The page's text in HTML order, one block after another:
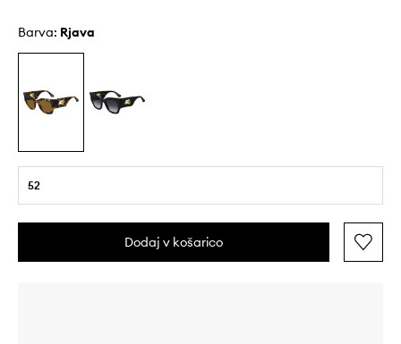
Barva: rjava
52
Dodaj v košarico